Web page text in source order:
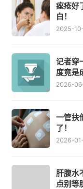
痤疮好
白！
2025-
记者穿
度竟是
2026-
一管扶
了！
2026-
肝腹水
点别等